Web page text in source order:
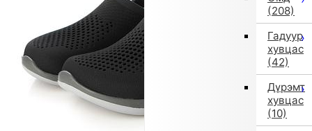
(208)
Гадуур
хувцас
(42)
Дүрэмт
хувцас
(10)